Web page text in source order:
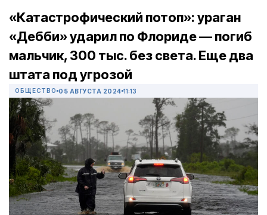
«Катастрофический потоп»: ураган
«Дебби» ударил по Флориде — погиб
мальчик, 300 тыс. без света. Еще два
штата под угрозой
ОБЩЕСТВО 05 АВГУСТА 2024 11:13